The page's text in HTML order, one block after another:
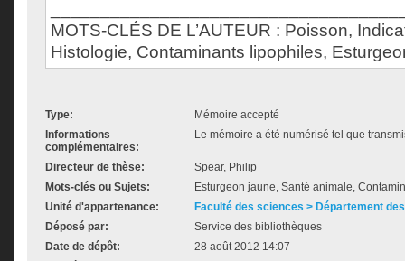
MOTS-CLÉS DE L’AUTEUR : Poisson,
Histologie, Contaminants lipophiles,
Type:
Mémoire accepté
Informations
complémentaires:
Le mémoire a été numérisé tel que
Directeur de thèse:
Spear, Philip
Mots-clés ou Sujets:
Esturgeon jaune, Santé animale,
Unité d'appartenance:
Faculté des sciences > Département
Déposé par:
Service des bibliothèques
Date de dépôt:
28 août 2012 14:07